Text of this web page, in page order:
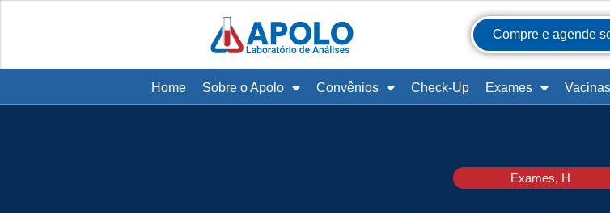
Compre e agende
Home Sobre o Apolo Convênios Check-Up Exames Vacinas
Exames, H